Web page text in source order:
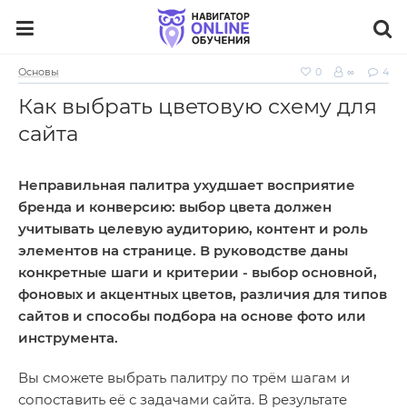
Основы 0 ∞ 4
Как выбрать цветовую схему для
сайта
Неправильная палитра ухудшает восприятие
бренда и конверсию: выбор цвета должен
учитывать целевую аудиторию, контент и роль
элементов на странице. В руководстве даны
конкретные шаги и критерии - выбор основной,
фоновых и акцентных цветов, различия для типов
сайтов и способы подбора на основе фото или
инструмента.
Вы сможете выбрать палитру по трём шагам и
сопоставить её с задачами сайта. В результате